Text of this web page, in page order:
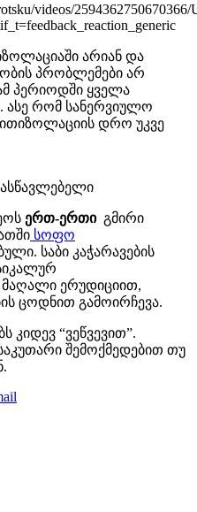
videos/
არიან და
პრობლემები არ
პერიოდში ყველა
ასე რომ სანერვიულო
დრო უკვე
ერთ-ერთი გმირი
სოფო
საბი კაჭარავების
ერუდიციით,
ცოდნით გამოირჩევა.
კიდევ “ვეწვევით”.
შემოქმედებით თუ